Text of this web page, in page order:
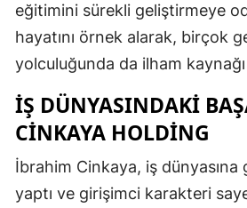
eğitimini sürekli geliştirmeye
hayatını örnek alarak, birçok
yolculuğunda da ilham kaynağı
İŞ DÜNYASINDAKI
CINKAYA HOLDING
İbrahim Cinkaya, iş
yaptı ve girişimci karakteri